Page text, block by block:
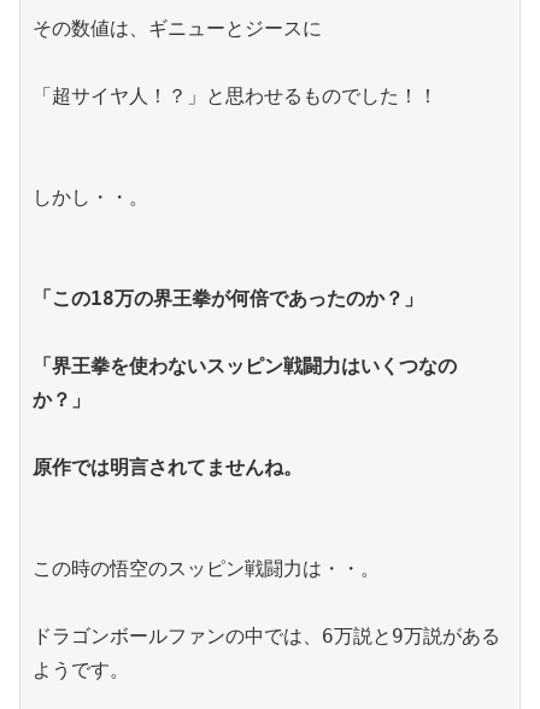
その数値は、ギニューとジースに
「超サイヤ人！？」と思わせるものでした！！
しかし・・。
「この18万の界王拳が何倍であったのか？」
「界王拳を使わないスッピン戦闘力はいくつなの
か？」
原作では明言されてませんね。
この時の悟空のスッピン戦闘力は・・。
ドラゴンボールファンの中では、6万説と9万説がある
ようです。